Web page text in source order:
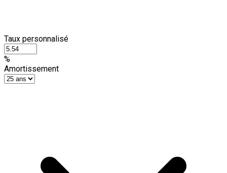
Taux personnalisé
%
Amortissement